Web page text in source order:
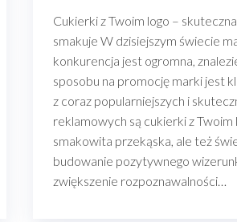
Cukierki z Twoim logo –
smakuje W dzisiejszym świecie
konkurencja jest ogromna,
sposobu na promocję marki jest
z coraz popularniejszych i
reklamowych są cukierki z Twoim
smakowita przekąska, ale też
budowanie pozytywnego
zwiększenie rozpoznawalności…